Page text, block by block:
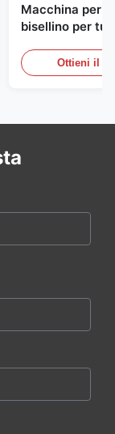
Macchina per
bisellino per
Ottieni il